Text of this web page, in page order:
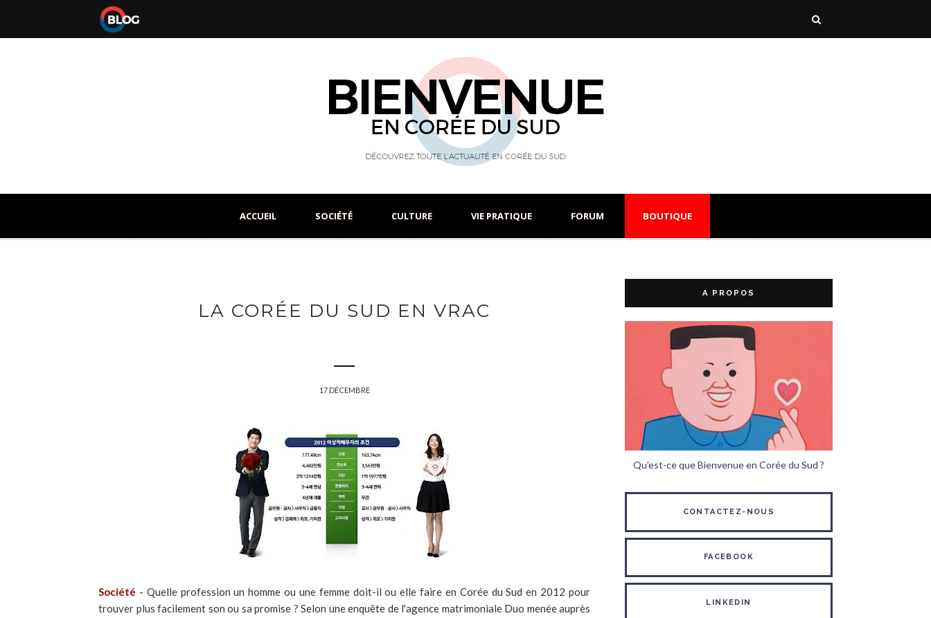
ACCUEIL SOCIÉTÉ CULTURE VIE PRATIQUE FORUM BOUTIQUE
LA CORÉE DU SUD EN VRAC
17 DÉCEMBRE
Société - Quelle profession un homme ou une femme doit-il ou elle faire en Corée du Sud en 2012 pour
trouver plus facilement son ou sa promise ? Selon une enquête de l'agence matrimoniale Duo menée auprès
A PROPOS
Qu'est-ce que Bienvenue en Corée du Sud ?
CONTACTEZ-NOUS
FACEBOOK
LINKEDIN